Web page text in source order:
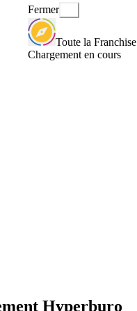
Fermer
Toute la Franchise
Chargement en cours
Hyperburo